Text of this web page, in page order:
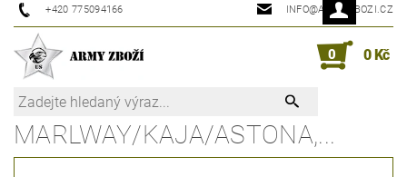
+420 775094166 INFO@ARMYZBOZI.CZ
0 0 Kč
MARLWAY/KAJA/ASTONA,...